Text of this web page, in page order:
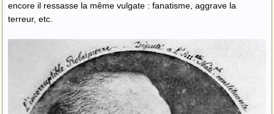
encore il ressasse la même vulgate : fanatisme, aggrave la
terreur, etc.